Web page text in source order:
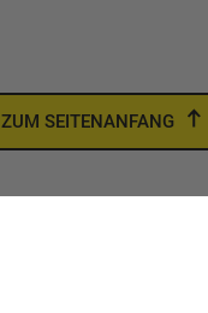
ZUM SEITENANFANG